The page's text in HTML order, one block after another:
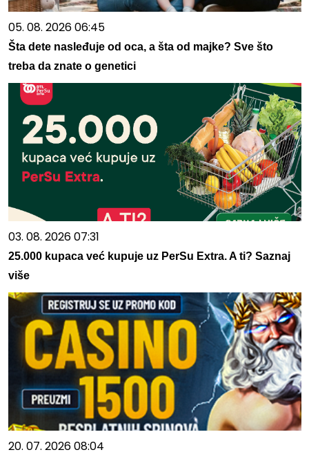
05. 08. 2026 06:45
Šta dete nasleđuje od oca, a šta od majke? Sve što
treba da znate o genetici
03. 08. 2026 07:31
25.000 kupaca već kupuje uz PerSu Extra. A ti? Saznaj
više
20. 07. 2026 08:04